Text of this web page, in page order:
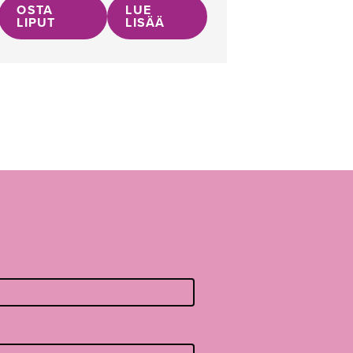
OSTA
LIPUT
LUE
LISÄÄ